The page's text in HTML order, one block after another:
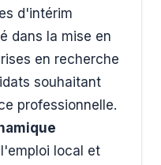
d'intérim
dans la mise en
en recherche
souhaitant
professionnelle.
local et